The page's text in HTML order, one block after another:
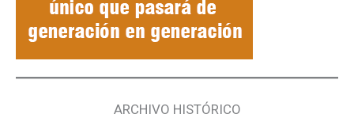
ARCHIVO HISTÓRICO